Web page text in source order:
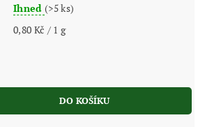
Ihned(>5 ks)
0,80 Kč / 1 g